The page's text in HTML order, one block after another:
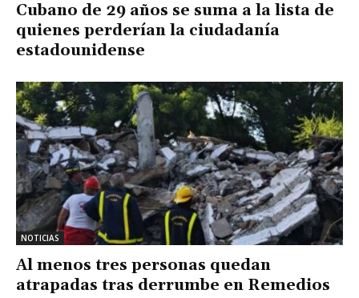
Cubano de 29 años se suma a la lista de
quienes perderían la ciudadanía
estadounidense
NOTICIAS
Al menos tres personas quedan
atrapadas tras derrumbe en Remedios